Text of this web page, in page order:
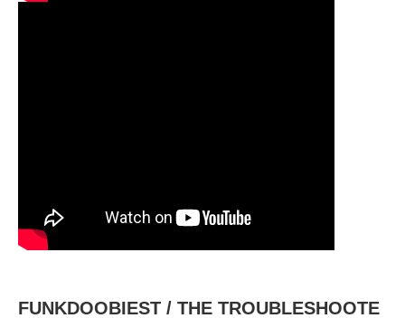
FUNKDOOBIEST ‎/ THE TROUBLESHOOTE